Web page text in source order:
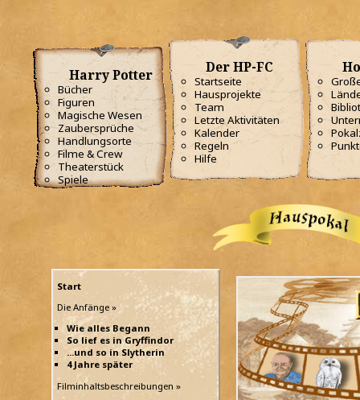
Harry Potter
Bücher
Figuren
Magische Wesen
Zaubersprüche
Handlungsorte
Filme & Crew
Theaterstück
Spiele
Der HP-FC
Startseite
Hausprojekte
Team
Letzte Aktivitäten
Kalender
Regeln
Hilfe
Start
Die Anfänge »
Wie alles Begann
So lief es in Gryffindor
...und so in Slytherin
4 Jahre später
Filminhaltsbeschreibungen »